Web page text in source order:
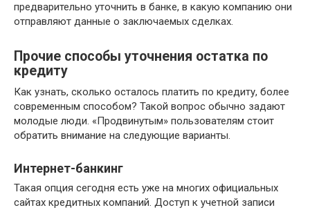
предварительно уточнить в банке, в какую компанию они
отправляют данные о заключаемых сделках.
Прочие способы уточнения остатка по
кредиту
Как узнать, сколько осталось платить по кредиту, более
современным способом? Такой вопрос обычно задают
молодые люди. «Продвинутым» пользователям стоит
обратить внимание на следующие варианты.
Интернет-банкинг
Такая опция сегодня есть уже на многих официальных
сайтах кредитных компаний. Доступ к учетной записи